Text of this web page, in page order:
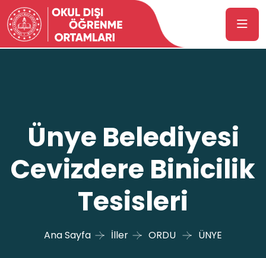
Ünye Belediyesi
Cevizdere Binicilik
Tesisleri
Ana Sayfa İller ORDU ÜNYE